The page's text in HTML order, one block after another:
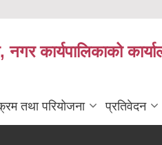
नगर कार्यपालिकाको
तथा परियोजना प्रतिवेदन